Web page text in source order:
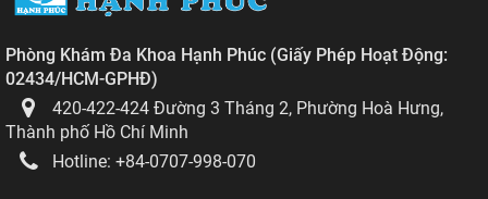
Phòng Khám Đa Khoa Hạnh Phúc (Giấy Phép Hoạt Động:
02434/HCM-GPHĐ)
420-422-424 Đường 3 Tháng 2, Phường Hoà Hưng,
Thành phố Hồ Chí Minh
Hotline: +84-0707-998-070